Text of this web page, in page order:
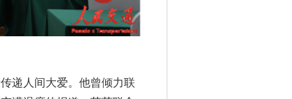
递人间大爱。他曾倾力联